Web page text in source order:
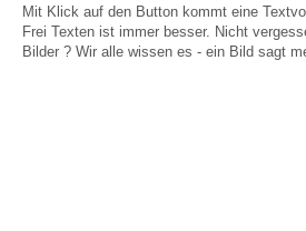
Mit Klick auf den Button kommt eine
Frei Texten ist immer besser. Nicht
Bilder ? Wir alle wissen es - ein Bild sagt